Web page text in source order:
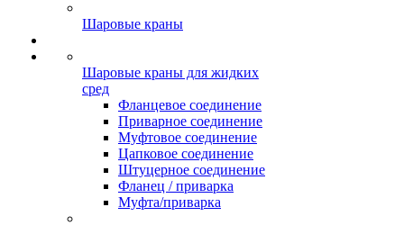
Шаровые краны
Шаровые краны для жидких
сред
Фланцевое соединение
Приварное соединение
Муфтовое соединение
Цапковое соединение
Штуцерное соединение
Фланец / приварка
Муфта/приварка